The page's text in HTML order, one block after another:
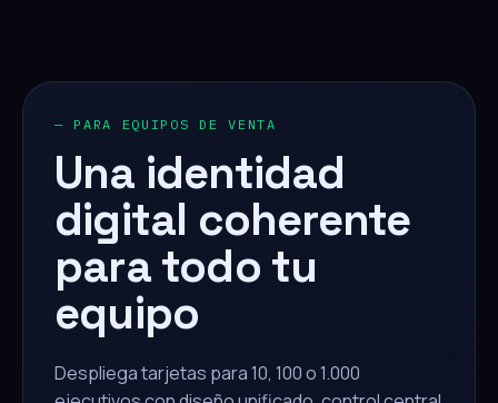
— PARA EQUIPOS DE VENTA
Una identidad
digital coherente
para todo tu
equipo
Despliega tarjetas para 10, 100 o 1.000